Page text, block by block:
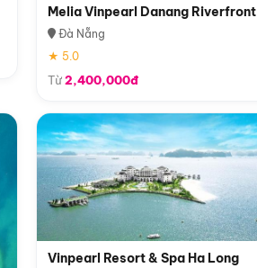
Melia Vinpearl Danang Riverfront
Đà Nẵng
★ 5.0
Từ2,400,000đ
Vinpearl Resort & Spa Ha Long